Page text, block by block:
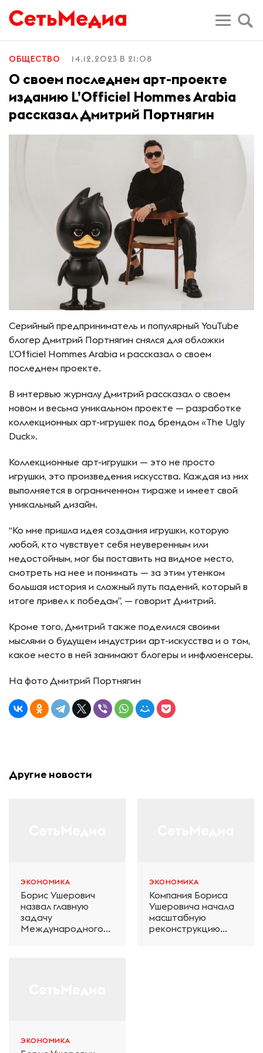
ОБЩЕСТВО 14.12.2023 В 21:08
О своем последнем арт-проекте
изданию L’Officiel Hommes Arabia
рассказал Дмитрий Портнягин
Серийный предприниматель и популярный YouTube
блогер Дмитрий Портнягин снялся для обложки
L’Officiel Hommes Arabia и рассказал о своем
последнем проекте.
В интервью журналу Дмитрий рассказал о своем
новом и весьма уникальном проекте — разработке
коллекционных арт-игрушек под брендом «The Ugly
Duck».
Коллекционные арт-игрушки — это не просто
игрушки, это произведения искусства. Каждая из них
выполняется в ограниченном тираже и имеет свой
уникальный дизайн.
“Ко мне пришла идея создания игрушки, которую
любой, кто чувствует себя неуверенным или
недостойным, мог бы поставить на видное место,
смотреть на нее и понимать — за этим утенком
большая история и сложный путь падений, который в
итоге привел к победам”, — говорит Дмитрий.
Кроме того, Дмитрий также поделился своими
мыслями о будущем индустрии арт-искусства и о том,
какое место в ней занимают блогеры и инфлюенсеры.
На фото Дмитрий Портнягин
Другие новости
ЭКОНОМИКА
Борис Ушерович
назвал главную
задачу
Международного
ЭКОНОМИКА
Компания Бориса
Ушеровича начала
масштабную
реконструкцию
ЭКОНОМИКА